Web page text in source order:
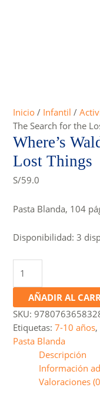
Inicio / Infantil /
The Search for the
Where’s
Lost Things
S/59.0
Pasta Blanda, 104
Disponibilidad: 3
Waldo?
The
Search
for
the
Lost
cantidad
AÑADIR AL
SKU:
Etiquetas:7-10 años,
Pasta Blanda
Descripción
Información
Valoraciones